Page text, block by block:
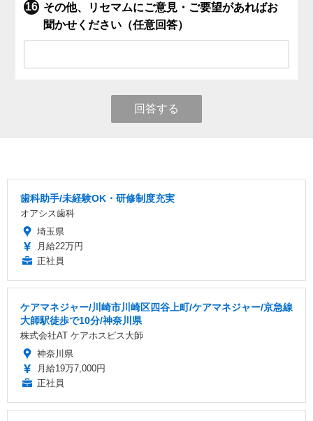
その他、リセマムにご意見・ご要望があればお
聞かせください（任意回答）
回答する
歯科助手/未経験OK・研修制度充実
オアシス歯科
埼玉県
月給22万円
正社員
ケアマネジャー/川崎市川崎区四谷上町/ケアマネジャー/京急線
大師駅徒歩で10分/神奈川県
株式会社AT ケアホスピス大師
神奈川県
月給19万7,000円
正社員